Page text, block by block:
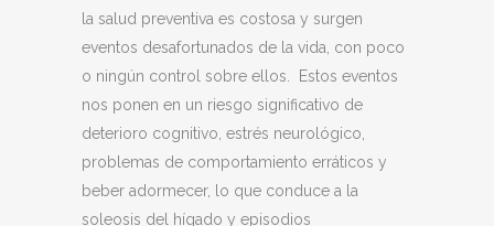
la salud preventiva es costosa y surgen
eventos desafortunados de la vida, con poco
o ningún control sobre ellos. Estos eventos
nos ponen en un riesgo significativo de
deterioro cognitivo, estrés neurológico,
problemas de comportamiento erráticos y
beber adormecer, lo que conduce a la
soleosis del hígado y episodios